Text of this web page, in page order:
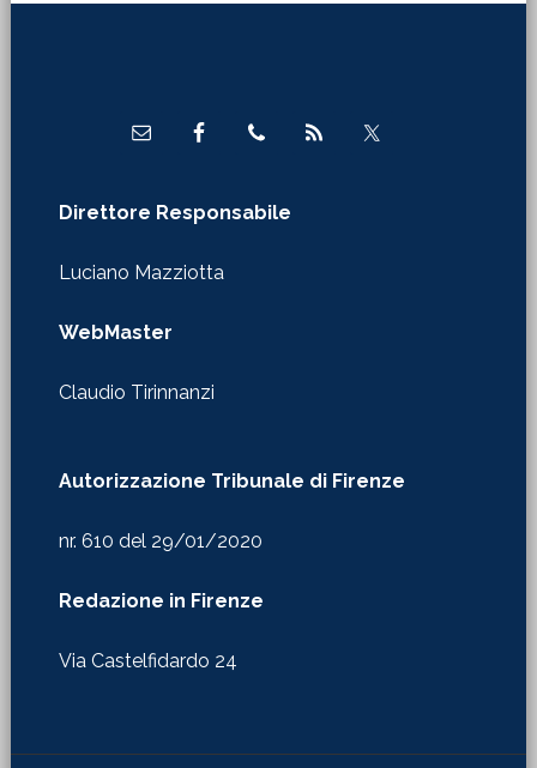
Direttore Responsabile
Luciano Mazziotta
WebMaster
Claudio Tirinnanzi
Autorizzazione Tribunale di Firenze
nr. 610 del 29/01/2020
Redazione in Firenze
Via Castelfidardo 24